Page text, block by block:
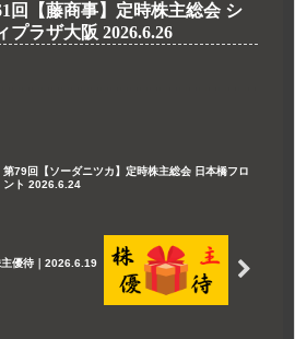
回【藤商事】定時株主総会 シ
プラザ大阪 2026.6.26
第79回【ソーダニツカ】定時株主総会 日本橋フロ
ント 2026.6.24
優待｜2026.6.19